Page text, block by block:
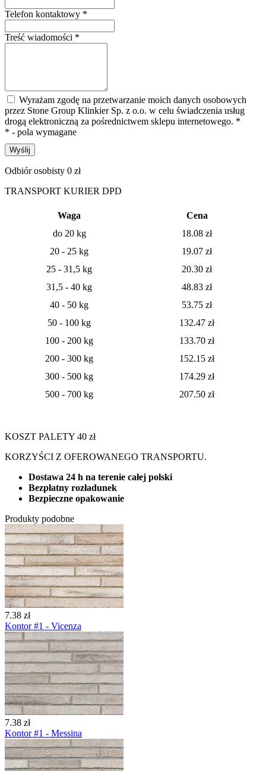
Telefon kontaktowy *
Treść wiadomości *
Wyrażam zgodę na przetwarzanie moich danych osobowych
przez Stone Group Klinkier Sp. z o.o. w celu świadczenia usług
drogą elektroniczną za pośrednictwem sklepu internetowego. *
* - pola wymagane
Wyślij
Odbiór osobisty 0 zł
TRANSPORT KURIER DPD
Waga
Cena
do 20 kg
18.08 zł
20 - 25 kg
19.07 zł
25 - 31,5 kg
20.30 zł
31,5 - 40 kg
48.83 zł
40 - 50 kg
53.75 zł
50 - 100 kg
132.47 zł
100 - 200 kg
133.70 zł
200 - 300 kg
152.15 zł
300 - 500 kg
174.29 zł
500 - 700 kg
207.50 zł
KOSZT PALETY 40 zł
KORZYŚCI Z OFEROWANEGO TRANSPORTU.
Dostawa 24 h na terenie całej polski
Bezpłatny rozładunek
Bezpieczne opakowanie
Produkty podobne
7.38 zł
Kontor #1 - Vicenza
7.38 zł
Kontor #1 - Messina